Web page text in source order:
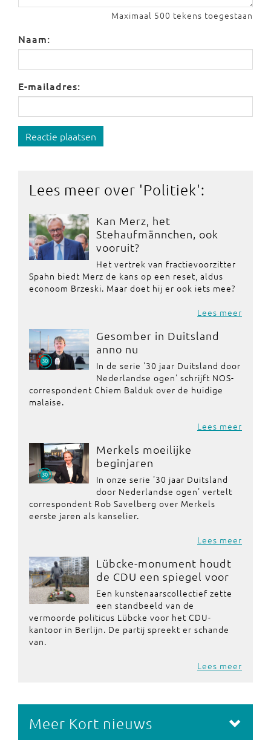
Maximaal 500 tekens toegestaan
Naam:
E-mailadres:
Reactie plaatsen
Lees meer over 'Politiek':
Kan Merz, het
Stehaufmännchen, ook
vooruit?
Het vertrek van fractievoorzitter
Spahn biedt Merz de kans op een reset, aldus
econoom Brzeski. Maar doet hij er ook iets mee?
Lees meer
Gesomber in Duitsland
anno nu
In de serie '30 jaar Duitsland door
Nederlandse ogen' schrijft NOS-
correspondent Chiem Balduk over de huidige
malaise.
Lees meer
Merkels moeilijke
beginjaren
In onze serie '30 jaar Duitsland
door Nederlandse ogen' vertelt
correspondent Rob Savelberg over Merkels
eerste jaren als kanselier.
Lees meer
Lübcke-monument houdt
de CDU een spiegel voor
Een kunstenaarscollectief zette
een standbeeld van de
vermoorde politicus Lübcke voor het CDU-
kantoor in Berlijn. De partij spreekt er schande
van.
Lees meer
Meer Kort nieuws